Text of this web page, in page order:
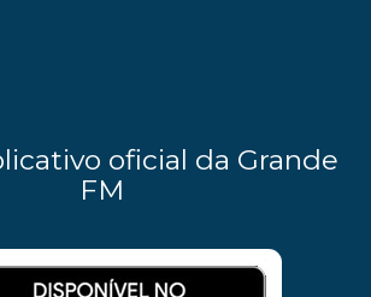
oficial da Grande
FM